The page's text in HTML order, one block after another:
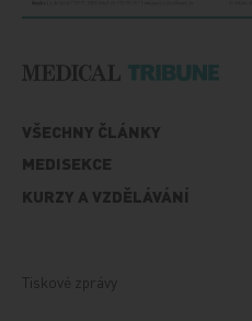
VŠECHNY ČLÁNKY
MEDISEKCE
KURZY A VZDĚLÁVÁNÍ
Tiskové zprávy